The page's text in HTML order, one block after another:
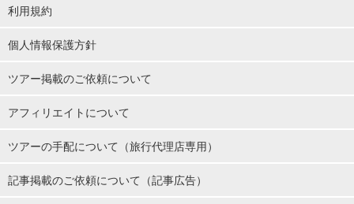
利用規約
個人情報保護方針
ツアー掲載のご依頼について
アフィリエイトについて
ツアーの手配について（旅行代理店専用）
記事掲載のご依頼について（記事広告）